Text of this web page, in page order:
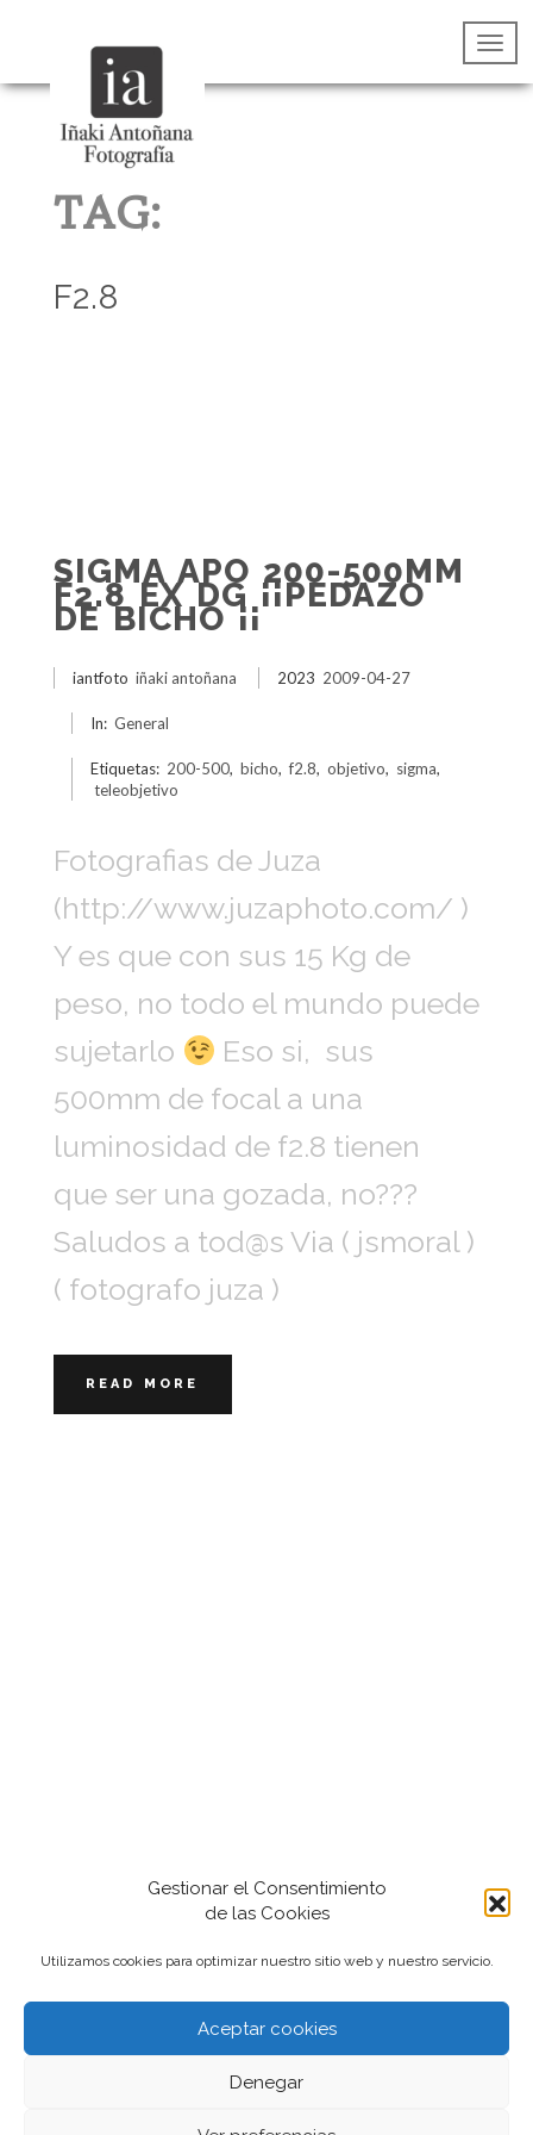
Gestionar el Consentimiento
de las Cookies
Utilizamos cookies para optimizar nuestro sitio web y nuestro servicio.
Aceptar cookies
Denegar
TAG:
F2.8
SIGMA APO 200-500MM
F2.8 EX DG ¡¡PEDAZO
DE BICHO ¡¡
iantfoto iñaki antoñana 2023 2009-04-27
In: General
Etiquetas: 200-500, bicho, f2.8, objetivo, sigma,
teleobjetivo
Fotografias de Juza
(http://www.juzaphoto.com/ )
Y es que con sus 15 Kg de
peso, no todo el mundo puede
sujetarlo
Eso si, sus
500mm de focal a una
luminosidad de f2.8 tienen
que ser una gozada, no???
Saludos a tod@s Via ( jsmoral )
( fotografo juza )
READ MORE